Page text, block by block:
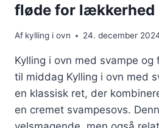
fløde for lækkerhed
Af kylling i ovn 24. december
Kylling i ovn med svampe
til middag Kylling i ovn med
en klassisk ret, der
en cremet svampesovs.